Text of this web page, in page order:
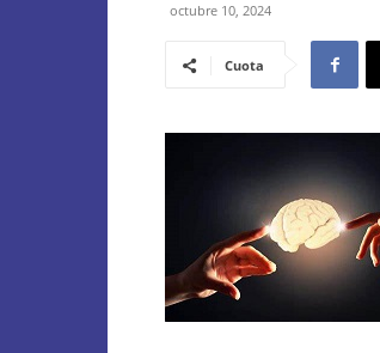
octubre 10, 2024
Cuota